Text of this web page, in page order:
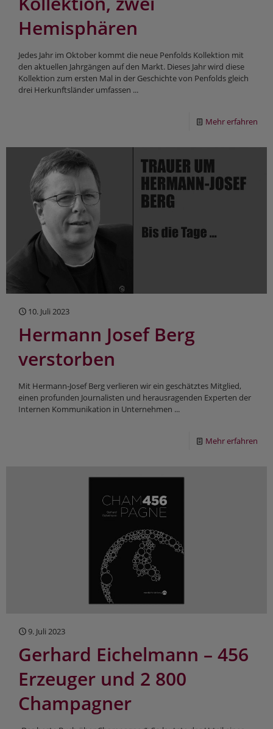
Hemisphären
Jedes Jahr im Oktober kommt die neue Penfolds Kollektion mit
den aktuellen Jahrgängen auf den Markt. Dieses Jahr wird diese
Kollektion zum ersten Mal in der Geschichte von Penfolds gleich
drei Herkunftsländer umfassen ...
Mehr erfahren
10. Juli 2023
Hermann Josef Berg
verstorben
Mit Hermann-Josef Berg verlieren wir ein geschätztes Mitglied,
einen profunden Journalisten und herausragenden Experten der
Internen Kommunikation in Unternehmen ...
Mehr erfahren
9. Juli 2023
Gerhard Eichelmann – 456
Erzeuger und 2 800
Champagner